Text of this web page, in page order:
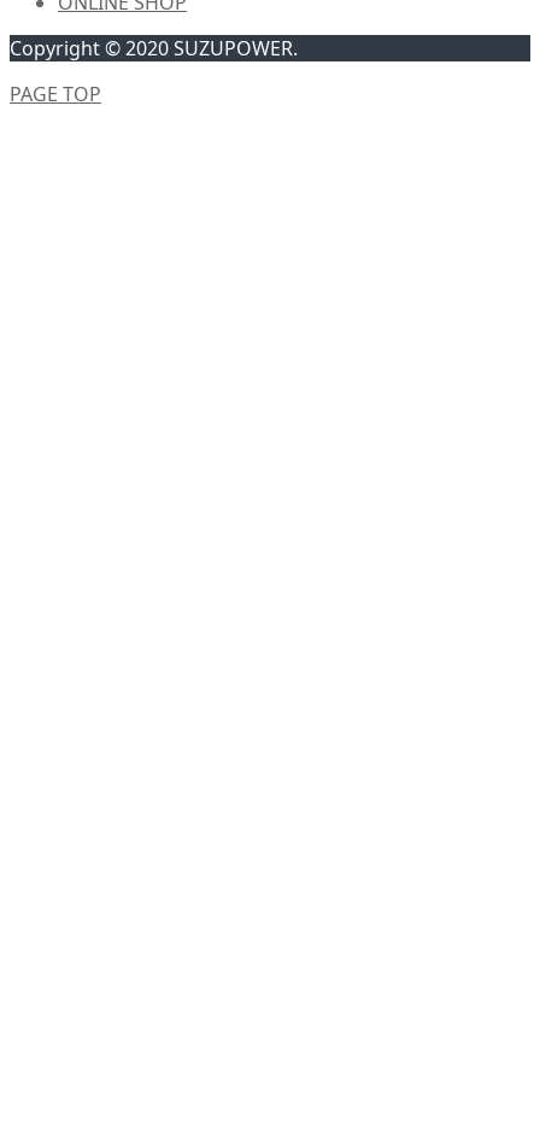
Copyright © 2020 SUZUPOWER.
PAGE TOP